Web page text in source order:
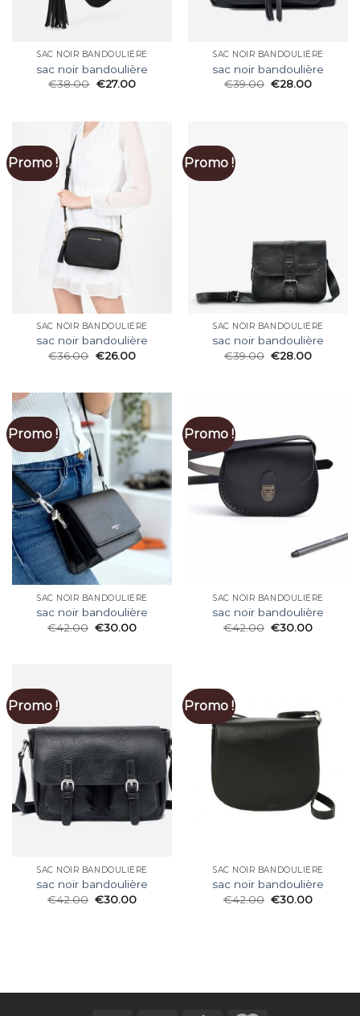
SAC NOIR BANDOULIÈRE
sac noir bandoulière
€38.00 €27.00
SAC NOIR BANDOULIÈRE
sac noir bandoulière
€39.00 €28.00
Promo !
SAC NOIR BANDOULIÈRE
sac noir bandoulière
€36.00 €26.00
Promo !
SAC NOIR BANDOULIÈRE
sac noir bandoulière
€39.00 €28.00
Promo !
SAC NOIR BANDOULIÈRE
sac noir bandoulière
€42.00 €30.00
Promo !
SAC NOIR BANDOULIÈRE
sac noir bandoulière
€42.00 €30.00
Promo !
SAC NOIR BANDOULIÈRE
sac noir bandoulière
€42.00 €30.00
Promo !
SAC NOIR BANDOULIÈRE
sac noir bandoulière
€42.00 €30.00